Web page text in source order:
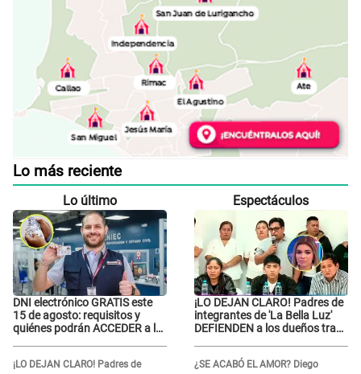
Lo más reciente
Lo último
DNI electrónico GRATIS este
15 de agosto: requisitos y
quiénes podrán ACCEDER a la
¡LO DEJAN CLARO! Padres de
Espectáculos
¡LO DEJAN CLARO! Padres de
integrantes de 'La Bella Luz'
DEFIENDEN a los dueños tras
¿SE ACABÓ EL AMOR? Diego